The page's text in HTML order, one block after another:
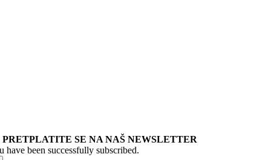
PRETPLATITE SE NA NAŠ NEWSLETTER
have been successfully subscribed.